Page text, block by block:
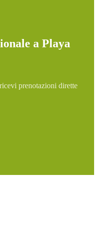
a Playa
prenotazioni dirette